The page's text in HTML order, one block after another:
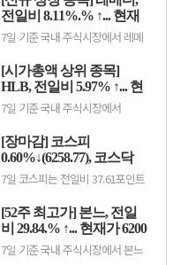
전일비 8.11%.% ↑... 현재
가 1만530원
7일 기준 국내 주식시장에서 레메
(8.11%) 오른 1만530원에 거래 중
이다.레메디는 의료기기 관련 사업
을 영위하는 기업으로, 신규 상장
이후 투자자 수급과 성장 기대감에
따라 주가 변동성이 나타날 수 있
(0156T0, 1만870원, ▲370,
3.52%), 스트라드비젼(475040,
3070원, ▲30, 0.99%), 세미티에
스(0017J0, 3110...
[시가총액 상위 종목]
HLB, 전일비 5.97% ↑... 현
재가 3만7300원
7일 기준 국내 주식시장에서
(5.97%) 오른 3만7300원에 거래
중이다.HLB는 항암제 개발을 중심
으로 바이오 사업을 영위하는 기업
으로, 신약 허가와 임상 결과, 글로
벌 판매 기대감 등에 따라 주가 변
프로비엠(247540, 10만7000원,
▲4500, 4.39%), LG에너지솔루션
(373220, 36만원, ▲1만5000,
4.35%), 한.
[장마감] 코스피
0.60%↓(6258.77), 코스닥
0.36%↓(798.81)
7일 코스피는 전일비 37.61포인트
했다. 이날 개인과 기관은 각각
3451억원, 8880억원 순매수했고,
외국인은 1조2550억원 순매도했
다.코스닥은 전일비 2.86포인트
(0.36%) 하락한 798.81pt로 마쳤
[52주 최고가] 본느, 전일
비 29.84.% ↑... 현재가 6200
원
7일 기준 국내 주식시장에서 본느